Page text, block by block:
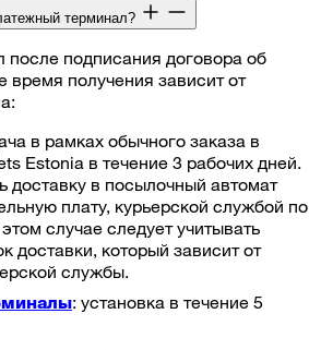
терминал?
после подписания договора об
время получения зависит от
в рамках обычного заказа в
Estonia в течение 3 рабочих дней.
доставку в посылочный автомат
плату, курьерской службой по
случае следует учитывать
доставки, который зависит от
службы.
: установка в течение 5